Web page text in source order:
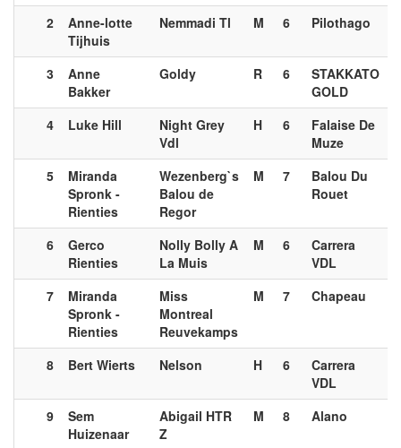
2
Anne-lotte
Tijhuis
Nemmadi Tl M 6 Pilothago
3
Anne
Bakker
Goldy R 6
STAKKATO
GOLD
4 Luke Hill
Night Grey
Vdl
H 6
Falaise De
Muze
5
Miranda
Spronk -
Rienties
Wezenberg`s
Balou de
Regor
M 7
Balou Du
Rouet
6
Gerco
Rienties
Nolly Bolly A
La Muis
M 6
Carrera
VDL
7
Miranda
Spronk -
Rienties
Miss
Montreal
Reuvekamps
M 7 Chapeau
8 Bert Wierts Nelson H 6
Carrera
VDL
9
Sem
Huizenaar
Abigail HTR
Z
M 8 Alano